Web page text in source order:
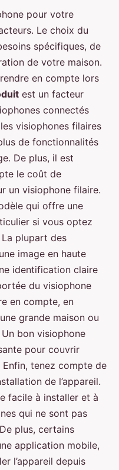
pour votre
Le choix du
spécifiques, de
de votre maison.
en compte lors
est un facteur
connectés
visiophones filaires
de fonctionnalités
De plus, il est
le coût de
un visiophone filaire.
qui offre une
si vous optez
plupart des
image en haute
identification claire
du visiophone
en compte, en
grande maison ou
bon visiophone
pour couvrir
Enfin, tenez compte de
de l’appareil.
facile à installer et à
qui ne sont pas
plus, certains
application mobile,
l’appareil depuis